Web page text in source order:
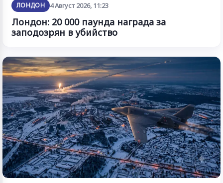
ЛОНДОН 4 Август 2026, 11:23
Лондон: 20 000 паунда награда за
заподозрян в убийство